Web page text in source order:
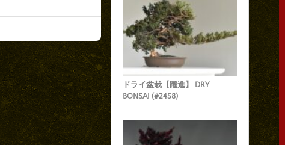
ドライ盆栽【躍進】 DRY
BONSAI (#2458)